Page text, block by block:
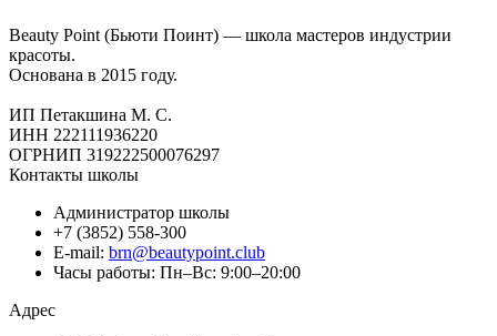
Beauty Point (Бьюти Поинт) — школа мастеров индустрии
красоты.
Основана в 2015 году.
ИП Петакшина М. С.
ИНН 222111936220
ОГРНИП 319222500076297
Контакты школы
Администратор школы
+7 (3852) 558-300
E-mail: brn@beautypoint.club
Часы работы: Пн–Вс: 9:00–20:00
Адрес